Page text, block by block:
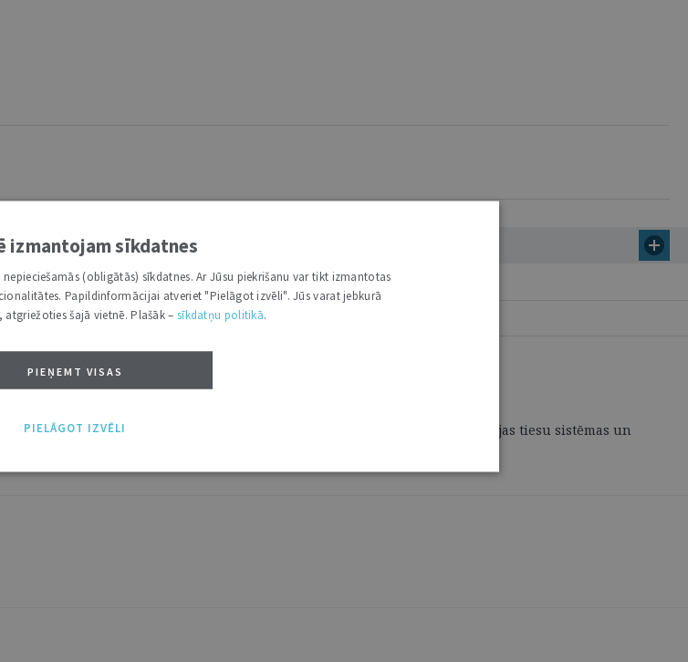
paudēju, cerībā tikt sadzirdētiem šā gada 9. februārī ir nodibināta Latvijas tiesu sistēmas un
izmantojam sīkdatnes
(obligātās) sīkdatnes. Ar Jūsu piekrišanu var tikt izmantotas
Papildinformācijai atveriet "Pielāgot izvēli". Jūs varat jebkurā
šajā vietnē. Plašāk – sīkdatņu politikā.
PIEŅEMT VISAS
PIELĀGOT IZVĒLI